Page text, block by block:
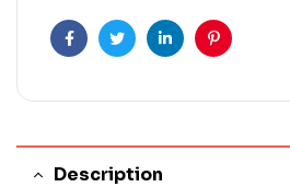
FacebookTwitterLinkedinPinterest
Description